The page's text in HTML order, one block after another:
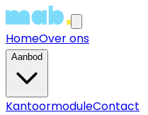
HomeOver ons
Aanbod
KantoormoduleContact